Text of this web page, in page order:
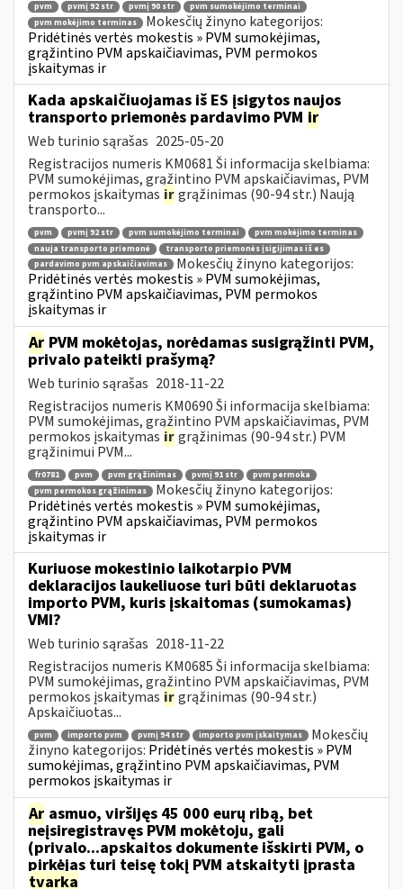
pvm pvmį 92 str pvmį 90 str
pvm sumokėjimo terminai
pvm mokėjimo terminas
Mokesčių žinyno kategorijos:
Pridėtinės vertės mokestis » PVM sumokėjimas,
grąžintino PVM apskaičiavimas, PVM permokos
įskaitymas ir
Kada apskaičiuojamas iš ES įsigytos naujos
transporto priemonės pardavimo PVM ir
Web turinio sąrašas 2025-05-20
Registracijos numeris KM0681 Ši informacija skelbiama:
PVM sumokėjimas, grąžintino PVM apskaičiavimas, PVM
permokos įskaitymas irgrąžinimas (90-94 str.) Naują
transporto...
pvm pvmį 92 str pvm sumokėjimo terminai
pvm mokėjimo terminas
nauja transporto priemonė
transporto priemonės įsigijimas iš es
pardavimo pvm apskaičiavimas
Mokesčių žinyno kategorijos:
Pridėtinės vertės mokestis » PVM sumokėjimas,
grąžintino PVM apskaičiavimas, PVM permokos
įskaitymas ir
Ar PVM mokėtojas, norėdamas susigrąžinti PVM,
privalo pateikti prašymą?
Web turinio sąrašas 2018-11-22
Registracijos numeris KM0690 Ši informacija skelbiama:
PVM sumokėjimas, grąžintino PVM apskaičiavimas, PVM
permokos įskaitymas irgrąžinimas (90-94 str.) PVM
grąžinimui PVM...
fr0781 pvm pvm grąžinimas pvmį 91 str
pvm permoka
pvm permokos grąžinimas
Mokesčių žinyno kategorijos:
Pridėtinės vertės mokestis » PVM sumokėjimas,
grąžintino PVM apskaičiavimas, PVM permokos
įskaitymas ir
Kuriuose mokestinio laikotarpio PVM
deklaracijos laukeliuose turi būti deklaruotas
importo PVM, kuris įskaitomas (sumokamas)
VMI?
Web turinio sąrašas 2018-11-22
Registracijos numeris KM0685 Ši informacija skelbiama:
PVM sumokėjimas, grąžintino PVM apskaičiavimas, PVM
permokos įskaitymas irgrąžinimas (90-94 str.)
Apskaičiuotas...
pvm importo pvm pvmį 94 str importo pvm įskaitymas
Mokesčių
žinyno kategorijos: Pridėtinės vertės mokestis » PVM
sumokėjimas, grąžintino PVM apskaičiavimas, PVM
permokos įskaitymas ir
Ar asmuo, viršijęs 45 000 eurų ribą, bet
neįsiregistravęs PVM mokėtoju, gali
(privalo...apskaitos dokumente išskirti PVM, o
pirkėjas turi teisę tokį PVM atskaityti įprasta
tvarka